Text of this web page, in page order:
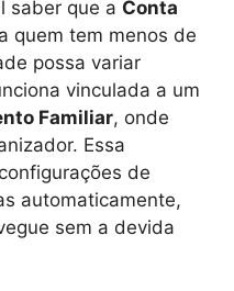
saber que a Conta
quem tem menos de
possa variar
vinculada a um
Familiar, onde
Essa
de
automaticamente,
sem a devida